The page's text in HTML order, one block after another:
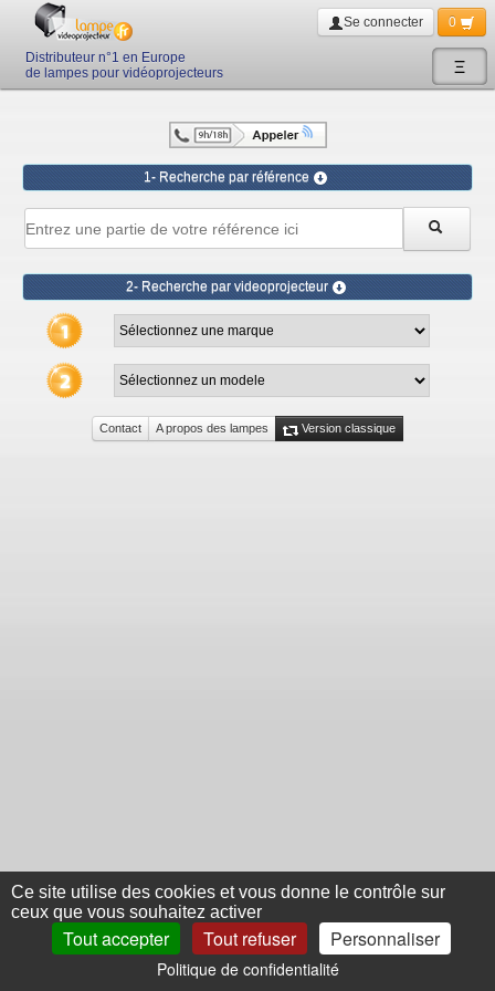
Ξ
Distributeur n°1 en Europe
de lampes pour vidéoprojecteurs
Se connecter 0
1- Recherche par référence
2- Recherche par videoprojecteur
Contact A propos des lampes Version classique
Ce site utilise des cookies et vous donne le contrôle sur
ceux que vous souhaitez activer
Tout accepter Tout refuser Personnaliser
Politique de confidentialité